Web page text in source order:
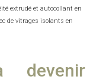
extrudé et autocollant en
de vitrages isolants en
devenir